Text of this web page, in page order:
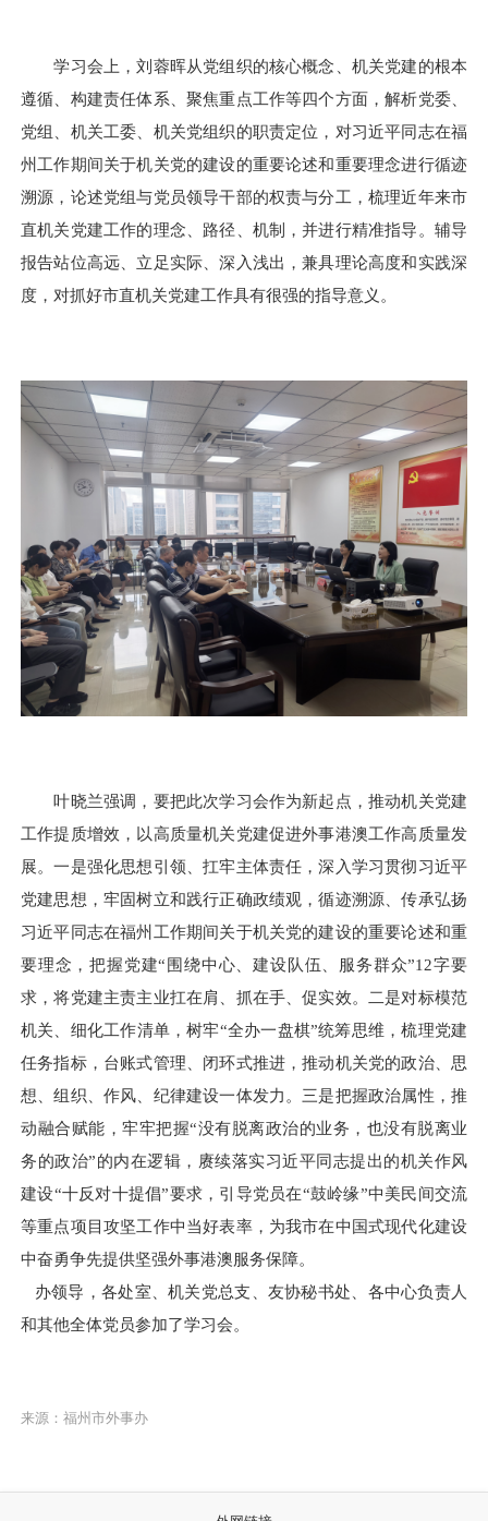
学习会上，刘蓉晖从党组织的核心概念、机关党建的根本
遵循、构建责任体系、聚焦重点工作等四个方面，解析党委、
党组、机关工委、机关党组织的职责定位，对习近平同志在福
州工作期间关于机关党的建设的重要论述和重要理念进行循迹
溯源，论述党组与党员领导干部的权责与分工，梳理近年来市
直机关党建工作的理念、路径、机制，并进行精准指导。辅导
报告站位高远、立足实际、深入浅出，兼具理论高度和实践深
度，对抓好市直机关党建工作具有很强的指导意义。
叶晓兰强调，要把此次学习会作为新起点，推动机关党建
工作提质增效，以高质量机关党建促进外事港澳工作高质量发
展。一是强化思想引领、扛牢主体责任，深入学习贯彻习近平
党建思想，牢固树立和践行正确政绩观，循迹溯源、传承弘扬
习近平同志在福州工作期间关于机关党的建设的重要论述和重
要理念，把握党建“围绕中心、建设队伍、服务群众”12字要
求，将党建主责主业扛在肩、抓在手、促实效。二是对标模范
机关、细化工作清单，树牢“全办一盘棋”统筹思维，梳理党建
任务指标，台账式管理、闭环式推进，推动机关党的政治、思
想、组织、作风、纪律建设一体发力。三是把握政治属性，推
动融合赋能，牢牢把握“没有脱离政治的业务，也没有脱离业
务的政治”的内在逻辑，赓续落实习近平同志提出的机关作风
建设“十反对十提倡”要求，引导党员在“鼓岭缘”中美民间交流
等重点项目攻坚工作中当好表率，为我市在中国式现代化建设
中奋勇争先提供坚强外事港澳服务保障。
办领导，各处室、机关党总支、友协秘书处、各中心负责人
和其他全体党员参加了学习会。
来源：福州市外事办